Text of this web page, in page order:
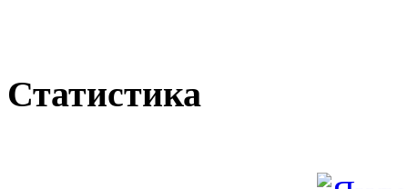
Статистика